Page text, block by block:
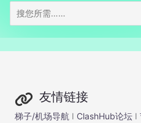
友情链接
梯子/机场导航 I ClashHub论坛 I